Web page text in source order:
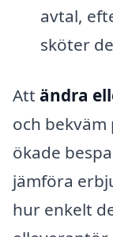
avtal,
sköter
Att ändra
och bekväm
ökade
jämföra
hur enkelt